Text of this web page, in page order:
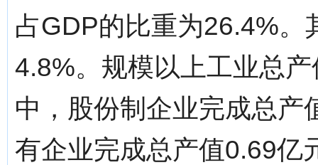
占GDP的比重为26.4%。
4.8%。规模以上工业总
中，股份制企业完成总产
有企业完成总产值0.69亿